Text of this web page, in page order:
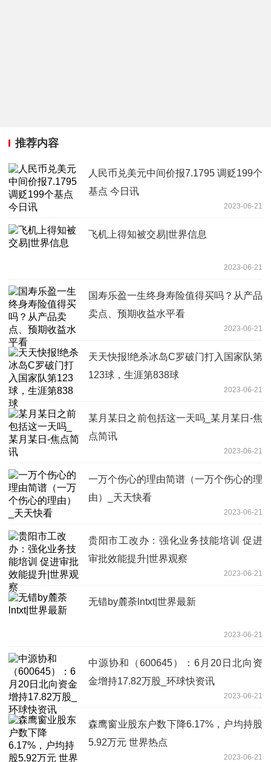
推荐内容
人民币兑美元中间价报7.1795 调贬199个
基点 今日讯
2023-06-21
飞机上得知被交易|世界信息
2023-06-21
国寿乐盈一生终身寿险值得买吗？从产品
卖点、预期收益水平看
2023-06-21
天天快报!绝杀冰岛C罗破门打入国家队第
123球，生涯第838球
2023-06-21
某月某日之前包括这一天吗_某月某日-焦
点简讯
2023-06-21
一万个伤心的理由简谱（一万个伤心的理
由）_天天快看
2023-06-21
贵阳市工改办：强化业务技能培训 促进
审批效能提升|世界观察
2023-06-21
无错by麓荼lntxt|世界最新
2023-06-21
中源协和（600645）：6月20日北向资
金增持17.82万股_环球快资讯
2023-06-21
森鹰窗业股东户数下降6.17%，户均持股
5.92万元 世界热点
2023-06-21